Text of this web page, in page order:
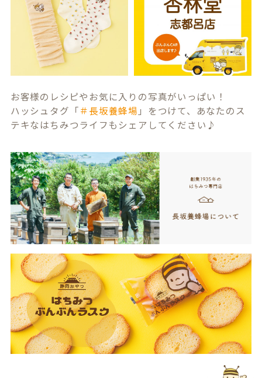
お客様のレシピやお気に入りの写真がいっぱい！
ハッシュタグ「＃長坂養蜂場 」をつけて、あなたのス
テキなはちみつライフもシェアしてください♪